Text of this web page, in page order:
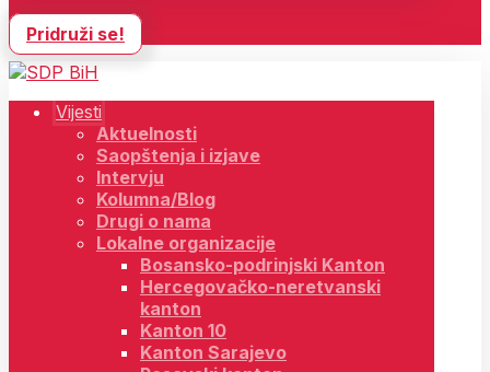
Pridruži se!
Vijesti
Aktuelnosti
Saopštenja i izjave
Intervju
Kolumna/Blog
Drugi o nama
Lokalne organizacije
Bosansko-podrinjski Kanton
Hercegovačko-neretvanski
kanton
Kanton 10
Kanton Sarajevo